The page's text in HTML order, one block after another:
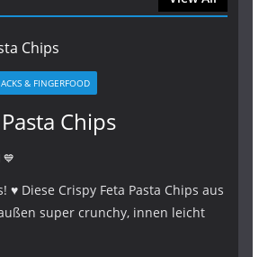
& FINGERFOOD
Chips
💙
♥︎ Diese Crispy Feta Pasta Chips aus
super crunchy, innen leicht